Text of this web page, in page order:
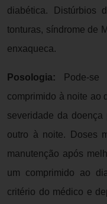
diabética. Distúrbios
tonturas, síndrome de
enxaqueca.
Posologia: Pode-se
comprimido à noite ao
severidade da
outro à noite. Doses
manutenção após
um comprimido ao
critério do médico e